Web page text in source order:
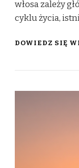
włosa zależy
cyklu życia,
DOWIEDZ SIĘ